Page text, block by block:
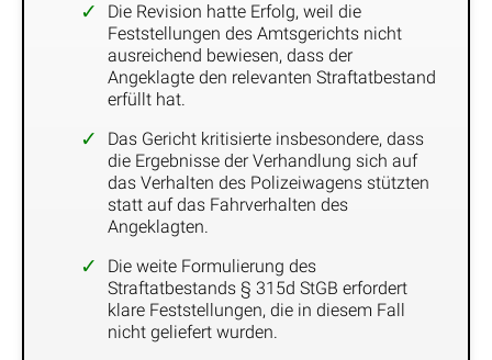
Die Revision hatte Erfolg, weil die
Feststellungen des Amtsgerichts nicht
ausreichend bewiesen, dass der
Angeklagte den relevanten Straftatbestand
erfüllt hat.
Das Gericht kritisierte insbesondere, dass
die Ergebnisse der Verhandlung sich auf
das Verhalten des Polizeiwagens stützten
statt auf das Fahrverhalten des
Angeklagten.
Die weite Formulierung des
Straftatbestands § 315d StGB erfordert
klare Feststellungen, die in diesem Fall
nicht geliefert wurden.